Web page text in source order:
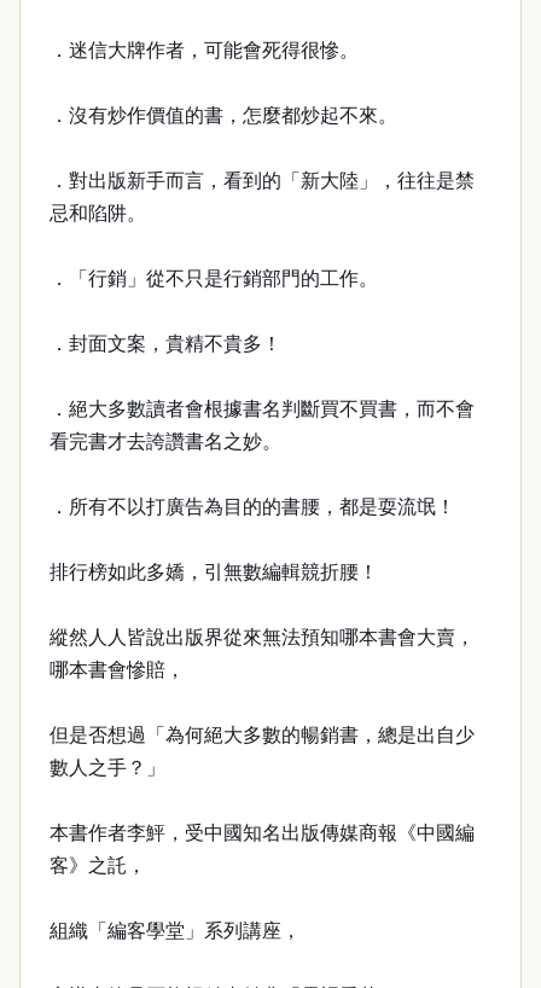
．迷信大牌作者，可能會死得很慘。
．沒有炒作價值的書，怎麼都炒起不來。
．對出版新手而言，看到的「新大陸」，往往是禁
忌和陷阱。
．「行銷」從不只是行銷部門的工作。
．封面文案，貴精不貴多！
．絕大多數讀者會根據書名判斷買不買書，而不會
看完書才去誇讚書名之妙。
．所有不以打廣告為目的的書腰，都是耍流氓！
排行榜如此多嬌，引無數編輯競折腰！
縱然人人皆說出版界從來無法預知哪本書會大賣，
哪本書會慘賠，
但是否想過「為何絕大多數的暢銷書，總是出自少
數人之手？」
本書作者李鮃，受中國知名出版傳媒商報《中國編
客》之託，
組織「編客學堂」系列講座，